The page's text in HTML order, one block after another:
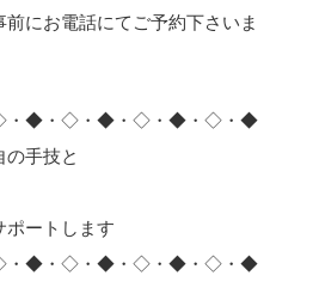
にお電話にてご予約下さいま
◆・◇・◆・◇・◆・◇・◆
の手技と
ポートします
◆・◇・◆・◇・◆・◇・◆